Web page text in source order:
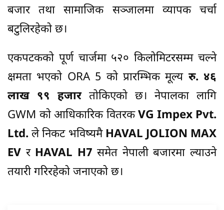
बजार तथा सामाजिक सञ्जालमा व्यापक चर्चा
बटुलिरहेको छ।
एकपटकको पूर्ण चार्जमा ५२० किलोमिटरसम्म चल्ने
क्षमता भएको ORA 5 को प्रारम्भिक मूल्य रु. ४६
लाख ९९ हजारतोकिएको छ। नेपालका लागि
GWM को आधिकारिक वितरकVG Impex Pvt.
Ltd. ले निकट भविष्यमै HAVAL JOLION MAX
EV र HAVAL H7 समेत नेपाली बजारमा ल्याउने
तयारी गरिरहेको जनाएको छ।